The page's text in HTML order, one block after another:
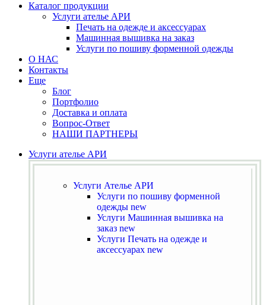
Каталог продукции
Услуги ателье АРИ
Печать на одежде и аксессуарах
Машинная вышивка на заказ
Услуги по пошиву форменной одежды
О НАС
Контакты
Еще
Блог
Портфолио
Доставка и оплата
Вопрос-Ответ
НАШИ ПАРТНЕРЫ
Услуги ателье АРИ
Услуги Ателье АРИ
Услуги по пошиву форменной
одежды new
Услуги Машинная вышивка на
заказ new
Услуги Печать на одежде и
аксессуарах new